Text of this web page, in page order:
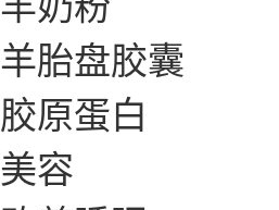
羊胎盘胶囊
胶原蛋白
美容